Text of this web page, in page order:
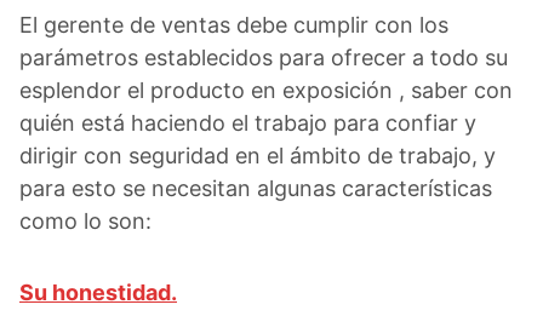
El gerente de ventas debe cumplir con los
parámetros establecidos para ofrecer a todo su
esplendor el producto en exposición , saber con
quién está haciendo el trabajo para confiar y
dirigir con seguridad en el ámbito de trabajo, y
para esto se necesitan algunas características
como lo son:
Su honestidad.